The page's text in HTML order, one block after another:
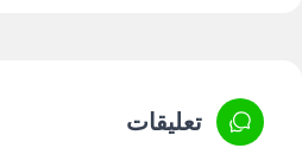
تعليقات